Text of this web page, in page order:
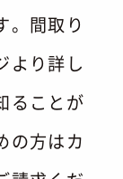
。間取り
より詳し
ることが
の方はカ